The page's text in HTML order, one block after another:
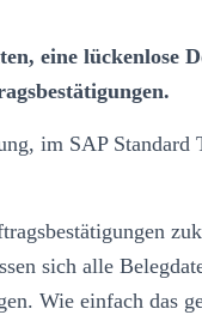
eine lückenlose
im SAP
sich alle
Wie einfach das